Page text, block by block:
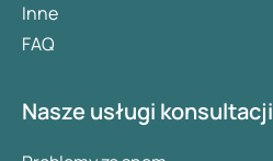
Inne
FAQ
Nasze usługi konsultacji